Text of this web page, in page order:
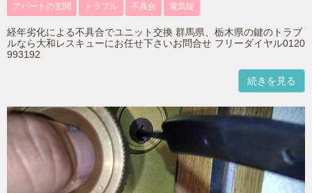
アパートの玄関 トラブル 不具合 電気錠
経年劣化による不具合でユニット交換 群馬県、栃木県の鍵のトラブ
ルなら大和レスキューにお任せ下さいお問合せ フリーダイヤル0120
993192
続きを見る